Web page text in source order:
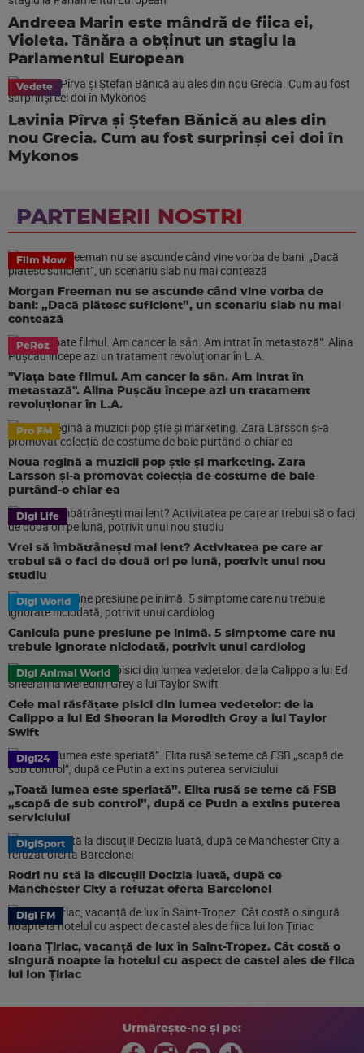
Andreea Marin este mândră de fiica ei,
Violeta. Tânăra a obținut un stagiu la
Parlamentul European
Vedete
Lavinia Pîrva și Ștefan Bănică au ales din
nou Grecia. Cum au fost surprinși cei doi în
Mykonos
PARTENERII NOSTRI
Film Now
Morgan Freeman nu se ascunde când vine vorba de
bani: „Dacă plătesc suficient”, un scenariu slab nu mai
contează
PeRoz
"Viața bate filmul. Am cancer la sân. Am intrat în
metastază". Alina Pușcău începe azi un tratament
revoluționar în L.A.
Pro FM
Noua regină a muzicii pop știe și marketing. Zara
Larsson și-a promovat colecția de costume de baie
purtând-o chiar ea
Digi Life
Vrei să îmbătrânești mai lent? Activitatea pe care ar
trebui să o faci de două ori pe lună, potrivit unui nou
studiu
Digi World
Canicula pune presiune pe inimă. 5 simptome care nu
trebuie ignorate niciodată, potrivit unui cardiolog
Digi Animal World
Cele mai răsfățate pisici din lumea vedetelor: de la
Calippo a lui Ed Sheeran la Meredith Grey a lui Taylor
Swift
Digi24
„Toată lumea este speriată”. Elita rusă se teme că FSB
„scapă de sub control”, după ce Putin a extins puterea
serviciului
DigiSport
Rodri nu stă la discuții! Decizia luată, după ce
Manchester City a refuzat oferta Barcelonei
Digi FM
Ioana Țiriac, vacanță de lux în Saint-Tropez. Cât costă o
singură noapte la hotelul cu aspect de castel ales de fiica
lui Ion Țiriac
Urmărește-ne și pe: